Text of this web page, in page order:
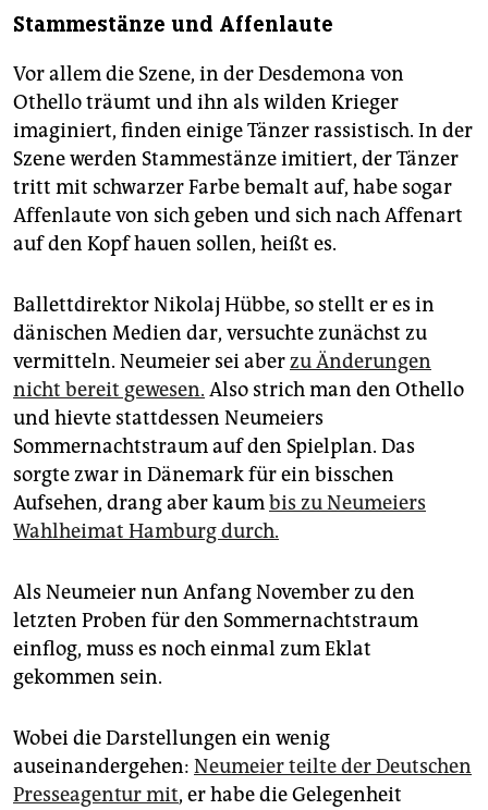
Stammestänze und Affenlaute
Vor allem die Szene, in der ­Desdemona von
Othello träumt und ihn als wilden Krieger
imaginiert, ­finden einige Tänzer rassistisch. In der
Szene werden Stammestänze imitiert, der Tänzer
tritt mit schwarzer Farbe bemalt auf, habe sogar
Affenlaute von sich geben und sich nach Affenart
auf den Kopf hauen sollen, heißt es.
Ballettdirektor Nikolaj Hübbe, so stellt er es in
dänischen Medien dar, versuchte zunächst zu
vermitteln. Neumeier sei aberzu Änderungen
nicht bereit gewesen. Also strich man den Othello
und hievte stattdessen Neumeiers
Sommernachtstraum auf den Spielplan. Das
sorgte zwar in Dänemark für ein bisschen
Aufsehen, drang aber kaumbis zu Neumeiers
Wahlheimat Hamburg durch.
Als Neumeier nun Anfang November zu den
letzten Proben für den Sommernachtstraum
einflog, muss es noch einmal zum Eklat
gekommen sein. ­
Wobei die Darstellungen ein wenig
auseinandergehen: Neumeier teilte der Deutschen
Presseagentur mit, er habe die Gelegenheit